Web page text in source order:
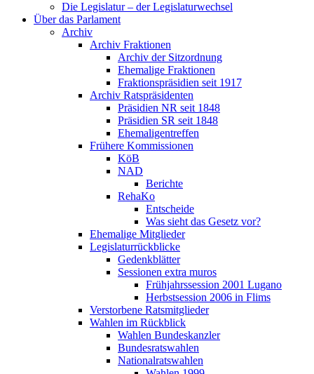
Die Legislatur – der Legislaturwechsel
Über das Parlament
Archiv
Archiv Fraktionen
Archiv der Sitzordnung
Ehemalige Fraktionen
Fraktionspräsidien seit 1917
Archiv Ratspräsidenten
Präsidien NR seit 1848
Präsidien SR seit 1848
Ehemaligentreffen
Frühere Kommissionen
KöB
NAD
Berichte
RehaKo
Entscheide
Was sieht das Gesetz vor?
Ehemalige Mitglieder
Legislaturrückblicke
Gedenkblätter
Sessionen extra muros
Frühjahrssession 2001 Lugano
Herbstsession 2006 in Flims
Verstorbene Ratsmitglieder
Wahlen im Rückblick
Wahlen Bundeskanzler
Bundesratswahlen
Nationalratswahlen